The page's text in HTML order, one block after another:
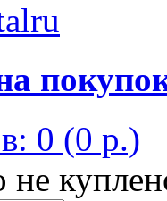
0 (0 р.)
не